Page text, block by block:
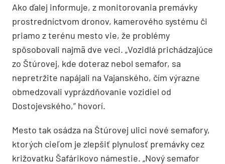
Ako ďalej informuje, z monitorovania premávky
prostredníctvom dronov, kamerového systému či
priamo z terénu mesto vie, že problémy
spôsobovali najmä dve veci. „Vozidlá prichádzajúce
zo Štúrovej, kde doteraz nebol semafor, sa
nepretržite napájali na Vajanského, čím výrazne
obmedzovali vyprázdňovanie vozidiel od
Dostojevského,” hovorí.
Mesto tak osádza na Štúrovej ulici nové semafory,
ktorých cieľom je zlepšiť plynulosť premávky cez
križovatku Šafárikovo námestie. „Nový semafor